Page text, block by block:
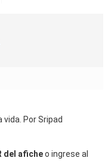
Por Sripad
del aficheo ingrese al